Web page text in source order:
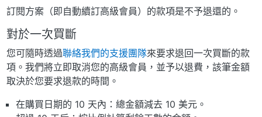
訂閱方案（即自動續訂高級會員）的款項是不予退還的。
對於一次買斷
您可隨時透過聯絡我們的支援團隊來要求退回一次買斷的款
項。我們將立即取消您的高級會員，並予以退費，該筆金額
取決於您要求退款的時間。
在購買日期的 10 天內：總金額減去 10 美元。